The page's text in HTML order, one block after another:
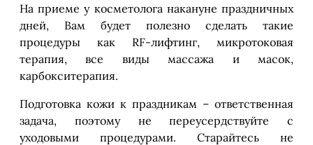
На приеме у косметолога накануне праздничных
дней, Вам будет полезно сделать такие
процедуры как RF-лифтинг, микротоковая
терапия, все виды массажа и масок,
карбокситерапия.
Подготовка кожи к праздникам – ответственная
задача, поэтому не переусердствуйте с
уходовыми процедурами. Старайтесь не